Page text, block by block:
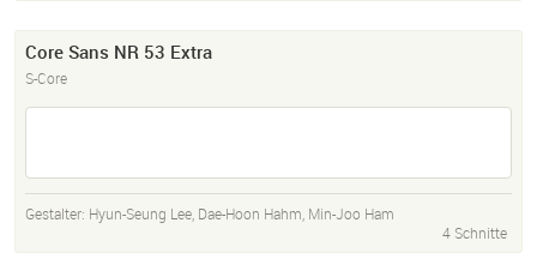
Core Sans NR 53 Extra
S-Core
Gestalter: Hyun-Seung Lee, Dae-Hoon Hahm, Min-Joo Ham
4 Schnitte